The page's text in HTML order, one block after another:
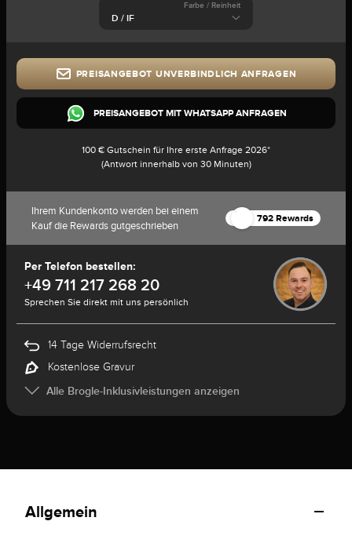
Farbe / Reinheit
PREISANGEBOT UNVERBINDLICH ANFRAGEN
PREISANGEBOT MIT WHATSAPP ANFRAGEN
100 € Gutschein für Ihre erste Anfrage 2026*
(Antwort innerhalb von 30 Minuten)
Ihrem Kundenkonto werden bei einem
Kauf die Rewards gutgeschrieben
792 Rewards
Per Telefon bestellen:
+49 711 217 268 20
Sprechen Sie direkt mit uns persönlich
14 Tage Widerrufsrecht
Kostenlose Gravur
Alle Brogle-Inklusivleistungen anzeigen
Allgemein